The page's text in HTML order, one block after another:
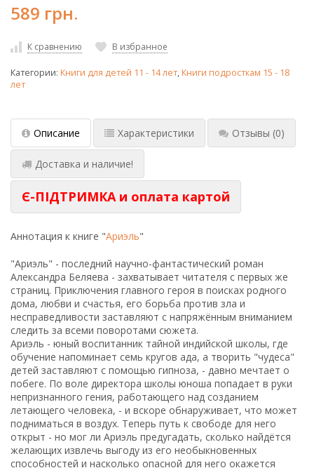
589 грн.
К сравнению В избранное
Категории: Книги для детей 11 - 14 лет,Книги подросткам 15 - 18
лет
Описание Характеристики Отзывы (0)
Доставка и наличие!
Є-ПІДТРИМКА и оплата картой
Аннотация к книге "Ариэль"
"Ариэль" - последний научно-фантастический роман
Александра Беляева - захватывает читателя с первых же
страниц. Приключения главного героя в поисках родного
дома, любви и счастья, его борьба против зла и
несправедливости заставляют с напряжённым вниманием
следить за всеми поворотами сюжета.
Ариэль - юный воспитанник тайной индийской школы, где
обучение напоминает семь кругов ада, а творить "чудеса"
детей заставляют с помощью гипноза, - давно мечтает о
побеге. По воле директора школы юноша попадает в руки
непризнанного гения, работающего над созданием
летающего человека, - и вскоре обнаруживает, что может
подниматься в воздух. Теперь путь к свободе для него
открыт - но мог ли Ариэль предугадать, сколько найдётся
желающих извлечь выгоду из его необыкновенных
способностей и насколько опасной для него окажется